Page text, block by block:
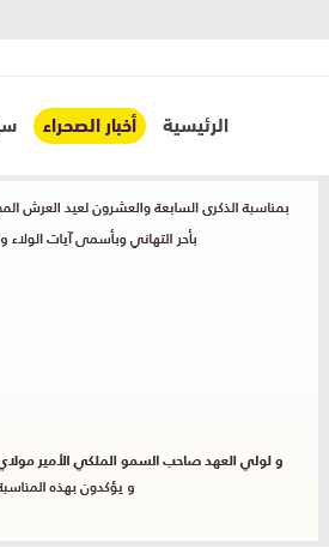
الرئيسية أخبار الصحراء